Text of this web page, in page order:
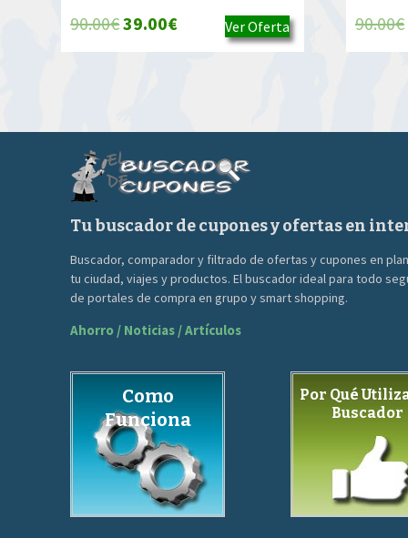
90.00€El
precio
90.00€.
39.00€El
precio
39.00€.
Ver Oferta 90.00€
Tu buscador de cupones y ofertas en
Buscador, comparador y filtrado de ofertas y cupones en
tu ciudad, viajes y productos. El buscador ideal para todo
de portales de compra en grupo y smart shopping.
Ahorro / Noticias / Artículos
Como
Funciona
Por Qué
Buscador